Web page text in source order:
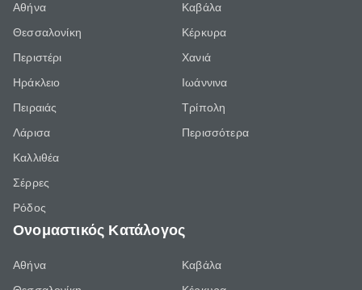
Αθήνα
Θεσσαλονίκη
Περιστέρι
Ηράκλειο
Πειραιάς
Λάρισα
Καλλιθέα
Σέρρες
Ρόδος
Καβάλα
Κέρκυρα
Χανιά
Ιωάννινα
Τρίπολη
Περισσότερα
Ονομαστικός Κατάλογος
Αθήνα
Καβάλα